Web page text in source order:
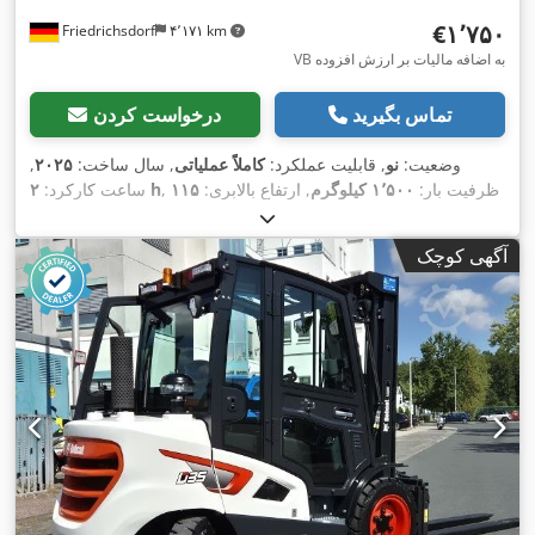
Friedrichsdorf ۴٬۱۷۱ km ‎€۱٬۷۵۰
VB به اضافه مالیات بر ارزش افزوده
درخواست کردن تماس بگیرید
وضعیت: نو, قابلیت عملکرد:کاملاً عملیاتی, سال ساخت: ۲۰۲۵,
ساعت کارکرد: ۲ h , ظرفیت بار: ۱٬۵۰۰ کیلوگرم , ارتفاع بالابری: ۱۱۵
, ارتفاع سازه:
شاخک‌ها:۱٬۱۵۰ میلی‌متر , وزن خالی:۱۲۳ کیلوگرم , طول کل:۱٬۵۳۰
میلی‌متر, نوع سیستم انتقال قدرت:Elektro , عرض ساخت: ۵۴۰
میلی‌متر,
آگهی کوچک